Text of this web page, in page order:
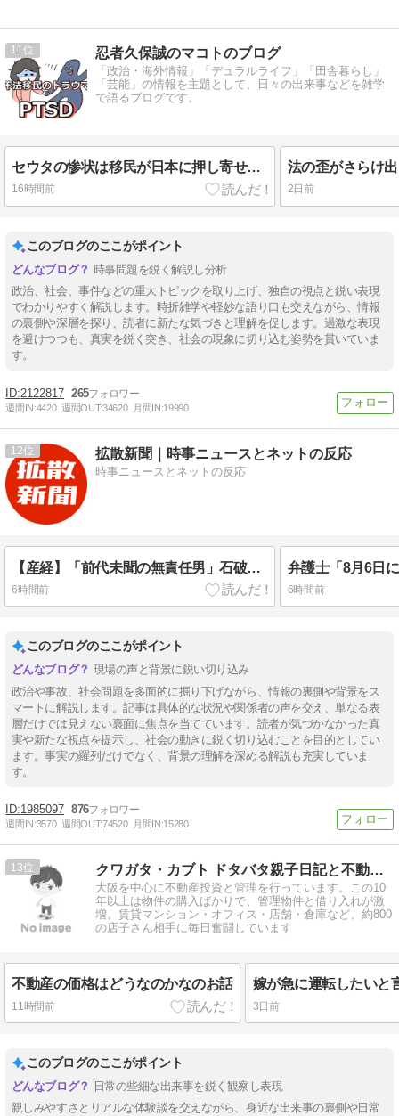
11 忍者久保誠のマコトのブログ
「政治・海外情報」「デュラルライフ」「田舎暮らし」
「芸能」の情報を主題として、日々の出来事などを雑学
で語るブログです。
セウタの惨状は移民が日本に押し寄せて街が乗っ取られる正夢か
16時間前 2日前
このブログのここがポイント
時事問題を鋭く解説し分析
政治、社会、事件などの重大トピックを取り上げ、独自の視点と鋭い表現
でわかりやすく解説します。時折雑学や軽妙な語り口も交えながら、情報
の裏側や深層を探り、読者に新たな気づきと理解を促します。過激な表現
を避けつつも、真実を鋭く突き、社会の現象に切り込む姿勢を貫いていま
す。
2122817 265
週間IN:4420 週間OUT:34620 月間IN:19990
12 拡散新聞｜時事ニュースとネットの反応
時事ニュースとネットの反応
【産経】「前代未聞の無責任男」石破前首相「消費減税」反対、衆参過半数割れの自覚なし 石破氏には「最低限の責任感」すら決定的に欠落している ➾ ネット「首相を辞任したくない理由が『南海トラフと首都直下型地震がいつ起こるかもわからない』だったからなｗｗ」
6時間前 6時間前
このブログのここがポイント
現場の声と背景に鋭い切り込み
政治や事故、社会問題を多面的に掘り下げながら、情報の裏側や背景をス
マートに解説します。記事は具体的な状況や関係者の声を交え、単なる表
層だけでは見えない裏面に焦点を当てています。読者が気づかなかった真
実や新たな視点を提示し、社会の動きに鋭く切り込むことを目的としてい
ます。事実の羅列だけでなく、背景の理解を深める解説も充実していま
す。
1985097 876
週間IN:3570 週間OUT:74520 月間IN:15280
13 クワガタ・カブト ドタバタ親子日記と不動産管理 令和編
大阪を中心に不動産投資と管理を行っています。この10
年以上は物件の購入ばかりで、管理物件と借り入れが激
増。賃貸マンション・オフィス・店舗・倉庫など、約800
の店子さん相手に毎日奮闘しています
不動産の価格はどうなのかなのお話
11時間前 3日前
このブログのここがポイント
日常の些細な出来事を鋭く観察し表現
親しみやすさとリアルな体験談を交えながら、身近な出来事の裏側や日常